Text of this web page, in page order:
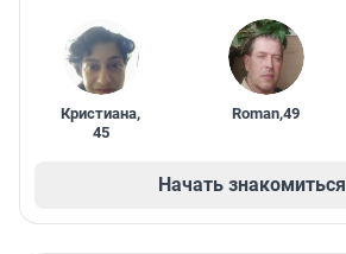
Кристиана,
45
Roman,49
Начать знакомиться